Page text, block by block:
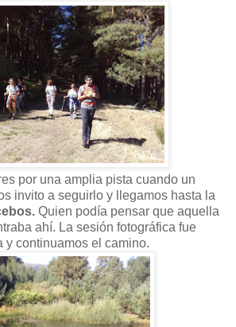
por una amplia pista cuando un
invito a seguirlo y llegamos hasta la
Quien podía pensar que aquella
ahí. La sesión fotográfica fue
y continuamos el camino.